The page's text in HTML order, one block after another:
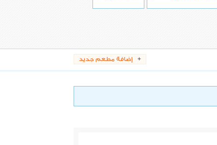
إضافة مطعم جديد